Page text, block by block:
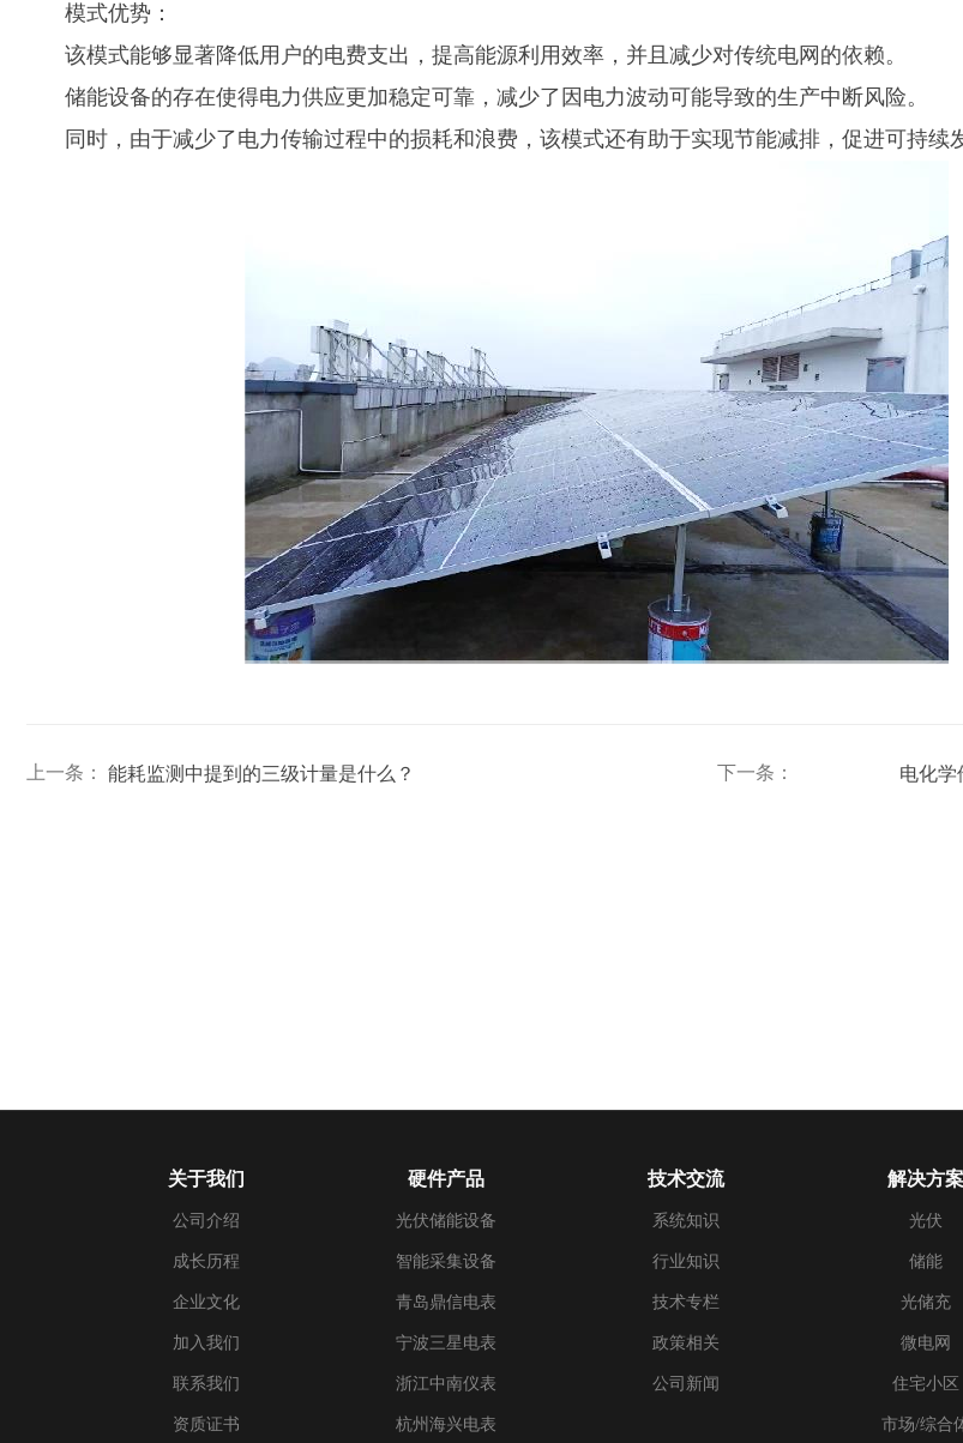
模式优势：
该模式能够显著降低用户的电费支出，提高能源利用效率，并且减少对传统电网的依赖。
储能设备的存在使得电力供应更加稳定可靠，减少了因电力波动可能导致的生产中断风险。
同时，由于减少了电力传输过程中的损耗和浪费，该模式还有助于实现节能减排，促进可持续
上一条： 能耗监测中提到的三级计量是什么？ 下一条： 电化学
鑫腾越LXSF电子远传智能水表
关于我们
公司介绍
成长历程
企业文化
加入我们
联系我们
资质证书
硬件产品
光伏储能设备
智能采集设备
青岛鼎信电表
宁波三星电表
浙江中南仪表
杭州海兴电表
技术交流
系统知识
行业知识
技术专栏
政策相关
公司新闻
解决方案
光伏
储能
光储充
微电网
住宅小区
市场/综合